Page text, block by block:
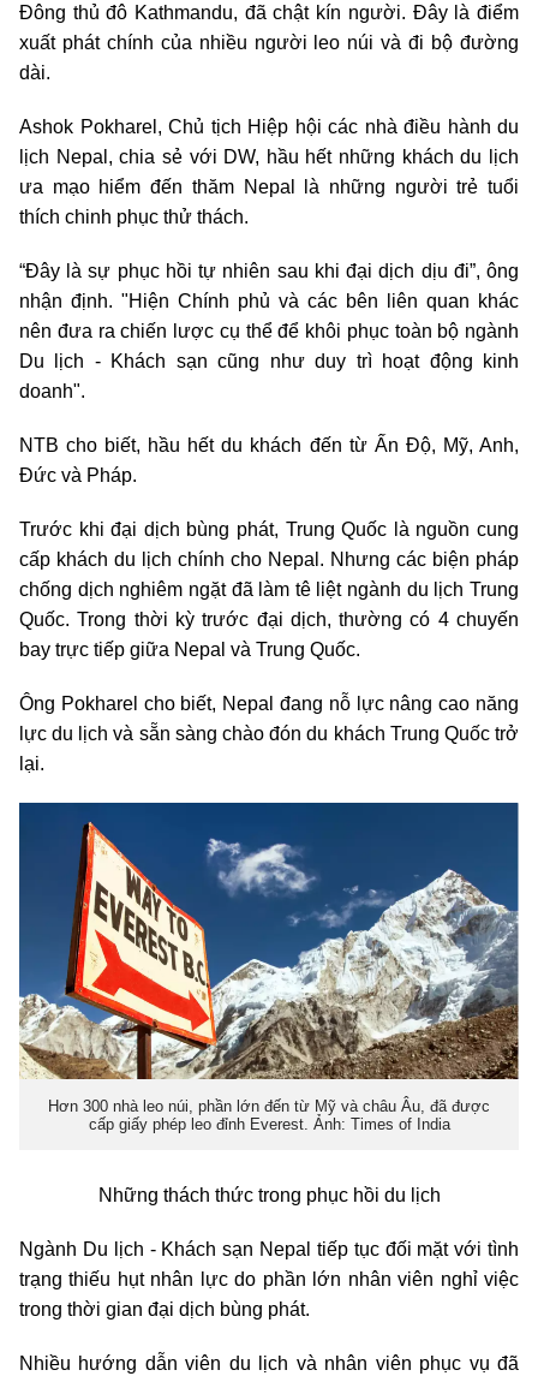
Đông thủ đô Kathmandu, đã chật kín người. Đây là điểm
xuất phát chính của nhiều người leo núi và đi bộ đường
dài.
Ashok Pokharel, Chủ tịch Hiệp hội các nhà điều hành du
lịch Nepal, chia sẻ với DW, hầu hết những khách du lịch
ưa mạo hiểm đến thăm Nepal là những người trẻ tuổi
thích chinh phục thử thách.
“Đây là sự phục hồi tự nhiên sau khi đại dịch dịu đi”, ông
nhận định. "Hiện Chính phủ và các bên liên quan khác
nên đưa ra chiến lược cụ thể để khôi phục toàn bộ ngành
Du lịch - Khách sạn cũng như duy trì hoạt động kinh
doanh".
NTB cho biết, hầu hết du khách đến từ Ấn Độ, Mỹ, Anh,
Đức và Pháp.
Trước khi đại dịch bùng phát, Trung Quốc là nguồn cung
cấp khách du lịch chính cho Nepal. Nhưng các biện pháp
chống dịch nghiêm ngặt đã làm tê liệt ngành du lịch Trung
Quốc. Trong thời kỳ trước đại dịch, thường có 4 chuyến
bay trực tiếp giữa Nepal và Trung Quốc.
Ông Pokharel cho biết, Nepal đang nỗ lực nâng cao năng
lực du lịch và sẵn sàng chào đón du khách Trung Quốc trở
lại.
Hơn 300 nhà leo núi, phần lớn đến từ Mỹ và châu Âu, đã được
cấp giấy phép leo đỉnh Everest. Ảnh: Times of India
Những thách thức trong phục hồi du lịch
Ngành Du lịch - Khách sạn Nepal tiếp tục đối mặt với tình
trạng thiếu hụt nhân lực do phần lớn nhân viên nghỉ việc
trong thời gian đại dịch bùng phát.
Nhiều hướng dẫn viên du lịch và nhân viên phục vụ đã